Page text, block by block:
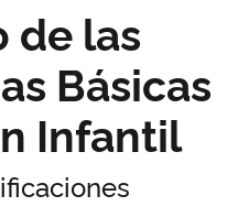
de las
Básicas
Infantil